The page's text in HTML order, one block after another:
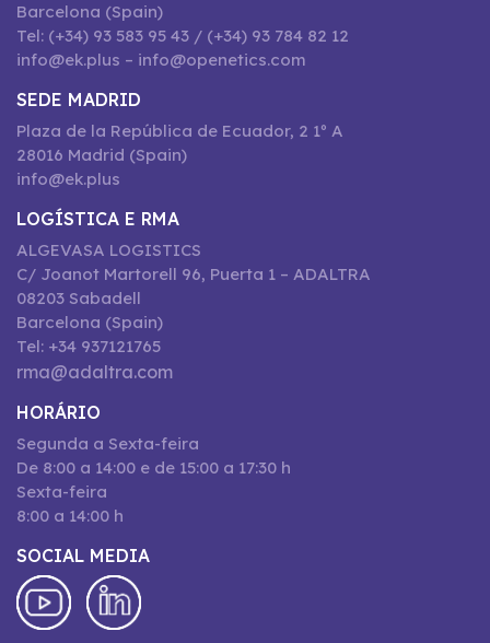
Barcelona (Spain)
Tel: (+34) 93 583 95 43 / (+34) 93 784 82 12
info@ek.plus – info@openetics.com
SEDE MADRID
Plaza de la República de Ecuador, 2 1º A
28016 Madrid (Spain)
info@ek.plus
LOGÍSTICA E RMA
ALGEVASA LOGISTICS
C/ Joanot Martorell 96, Puerta 1 – ADALTRA
08203 Sabadell
Barcelona (Spain)
Tel: +34 937121765
rma@adaltra.com
HORÁRIO
Segunda a Sexta-feira
De 8:00 a 14:00 e de 15:00 a 17:30 h
Sexta-feira
8:00 a 14:00 h
SOCIAL MEDIA